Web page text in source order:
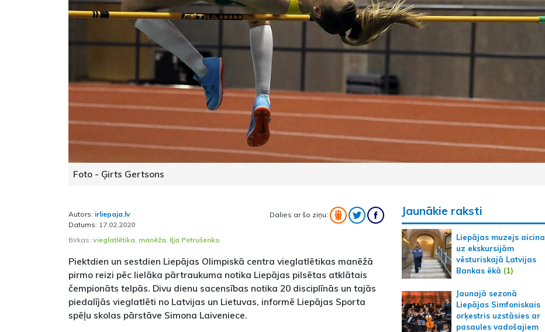
Foto - Ģirts Gertsons
Autors: irliepaja.lv
Datums: 17.02.2020
Dalies ar šo ziņu:
Birkas: vieglatlētika, manēža, Iļja Petrušenko
Piektdien un sestdien Liepājas Olimpiskā centra vieglatlētikas manēžā
pirmo reizi pēc lielāka pārtraukuma notika Liepājas pilsētas atklātais
čempionāts telpās. Divu dienu sacensības notika 20 disciplīnās un tajās
piedalījās vieglatlēti no Latvijas un Lietuvas, informē Liepājas Sporta
spēļu skolas pārstāve Simona Laiveniece.
Jaunākie raksti
Liepājas muzejs aicina
uz ekskursijām
vēsturiskajā Latvijas
Bankas ēkā (1)
Jaunajā sezonā
Liepājas Simfoniskais
orķestris uzstāsies ar
pasaules vadošajiem